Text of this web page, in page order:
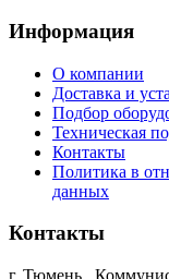
Информация
О компании
Доставка и
Подбор
Техническая
Контакты
Политика в
данных
Контакты